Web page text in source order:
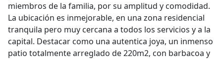
miembros de la familia, por su amplitud y comodidad.
La ubicación es inmejorable, en una zona residencial
tranquila pero muy cercana a todos los servicios y a la
capital. Destacar como una autentica joya, un inmenso
patio totalmente arreglado de 220m2, con barbacoa y